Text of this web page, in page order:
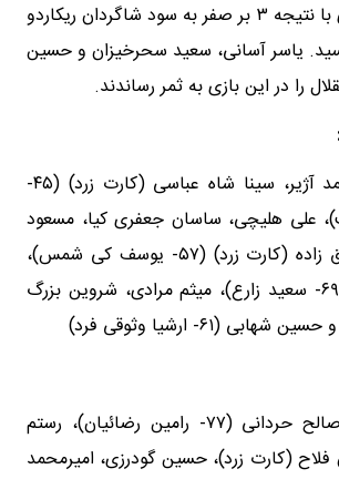
گرفتند که این بازی با نتیجه ۳ بر صفر به سود شاگردان ریکاردو
یاسر آسانی، سعید سحرخیزان و حسین
را در این بازی به ثمر رساندند.
علی غلامزاده، محمد آژیر، سینا شاه عباسی (کارت زرد) (۴۵-
علی هلیچی، ساسان جعفری کیا، مسعود
ریگی، محمود مطلق زاده (کارت زرد) (۵۷- یوسف کی شمس)،
فرشید اسماعیلی (۶۹- سعید زارع)، میثم مرادی، شروین بزرگ
حبیب فرعباسی، صالح حردانی (۷۷- رامین رضائیان)، رستم
فلاح (کارت زرد)، حسین گودرزی، امیرمحمد